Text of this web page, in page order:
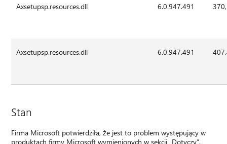
Axsetupsp.resources.dll 6.0.947.491
Axsetupsp.resources.dll 6.0.947.491
Stan
Firma Microsoft potwierdziła, że jest to problem występujący w
produktach firmy Microsoft wymienionych w sekcji „Dotyczy”.